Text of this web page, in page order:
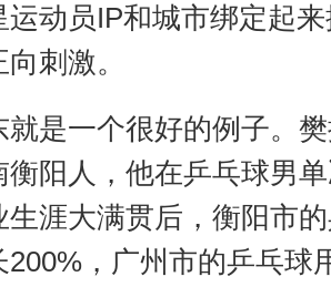
运动员IP和城市绑定起
刺激。
一个很好的例子。樊
衡阳人，他在乒乓球男
生涯大满贯后，衡阳市
200%，广州市的乒乓球